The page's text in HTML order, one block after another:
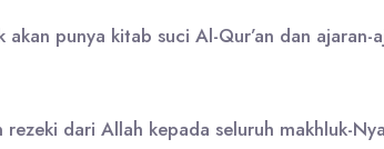
punya kitab suci Al-Qur’an dan
dari Allah kepada seluruh makhluk-